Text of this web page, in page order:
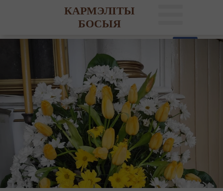
КАРМЭЛІТЫ
БОСЫЯ